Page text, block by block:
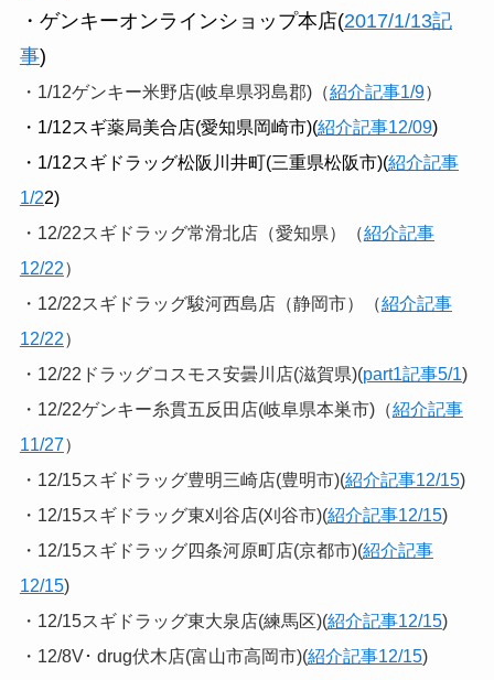
・ゲンキーオンラインショップ本店(2017/1/13記
事)
・1/12ゲンキー米野店(岐阜県羽島郡)（紹介記事1/9）
・1/12スギ薬局美合店(愛知県岡崎市)(紹介記事12/09)
・1/12スギドラッグ松阪川井町(三重県松阪市)(紹介記事
1/22)
・12/22スギドラッグ常滑北店（愛知県）（紹介記事
12/22）
・12/22スギドラッグ駿河西島店（静岡市）（紹介記事
12/22）
・12/22ドラッグコスモス安曇川店(滋賀県)(part1記事5/1)
・12/22ゲンキー糸貫五反田店(岐阜県本巣市)（紹介記事
11/27）
・12/15スギドラッグ豊明三崎店(豊明市)(紹介記事12/15)
・12/15スギドラッグ東刈谷店(刈谷市)(紹介記事12/15)
・12/15スギドラッグ四条河原町店(京都市)(紹介記事
12/15)
・12/15スギドラッグ東大泉店(練馬区)(紹介記事12/15)
・12/8V･ drug伏木店(富山市高岡市)(紹介記事12/15)